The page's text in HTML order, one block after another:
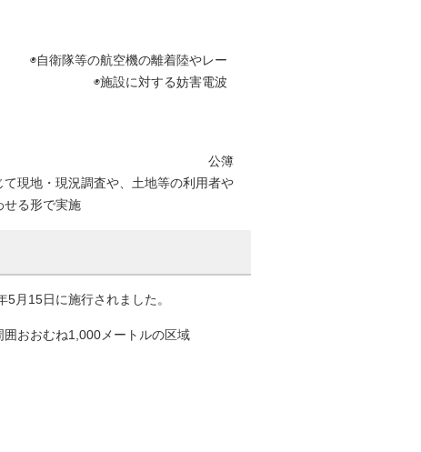
離着陸やレー
設に対する妨害電波
簿
現地・現況調査や、土地等の利用者や
せる形で実施
月15日に施行されました。
おおむね1,000メートルの区域